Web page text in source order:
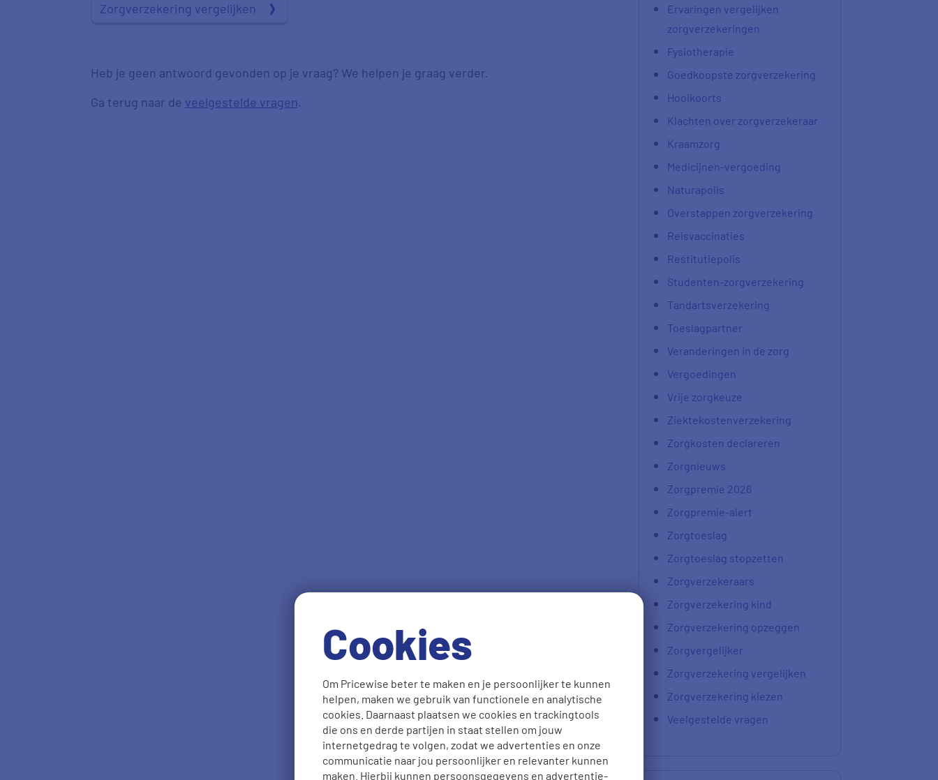
Cookies
Om Pricewise beter te maken en je persoonlijker te kunnen
helpen, maken we gebruik van functionele en analytische
cookies. Daarnaast plaatsen we cookies en trackingtools
die ons en derde partijen in staat stellen om jouw
internetgedrag te volgen, zodat we advertenties en onze
communicatie naar jou persoonlijker en relevanter kunnen
maken. Hierbij kunnen persoonsgegevens en advertentie-
Zorgverzekering vergelijken
Heb je geen antwoord gevonden op je vraag? We helpen je graag verder.
Ga terug naar de veelgestelde vragen.
Ervaringen vergelijken
zorgverzekeringen
Fysiotherapie
Goedkoopste zorgverzekering
Hooikoorts
Klachten over zorgverzekeraar
Kraamzorg
Medicijnen-vergoeding
Naturapolis
Overstappen zorgverzekering
Reisvaccinaties
Restitutiepolis
Studenten-zorgverzekering
Tandartsverzekering
Toeslagpartner
Veranderingen in de zorg
Vergoedingen
Vrije zorgkeuze
Ziektekostenverzekering
Zorgkosten declareren
Zorgnieuws
Zorgpremie 2026
Zorgpremie-alert
Zorgtoeslag
Zorgtoeslag stopzetten
Zorgverzekeraars
Zorgverzekering kind
Zorgverzekering opzeggen
Zorgvergelijker
Zorgverzekering vergelijken
Zorgverzekering kiezen
Veelgestelde vragen